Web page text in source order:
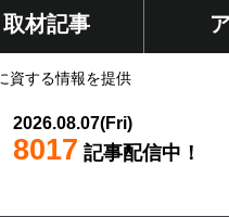
材記事
する情報を提供
2026.08.07(Fri)
8017 記事配信中！